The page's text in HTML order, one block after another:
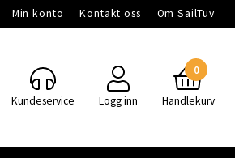
Min konto Kontakt oss Om SailTuv
Kundeservice Logg inn
0
Handlekurv